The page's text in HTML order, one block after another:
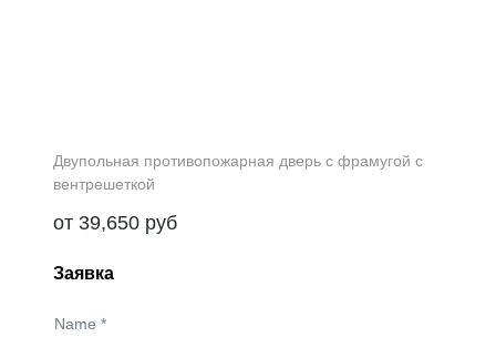
Двупольная противопожарная дверь с фрамугой с
вентрешеткой
от 39,650 руб
Заявка
Name *